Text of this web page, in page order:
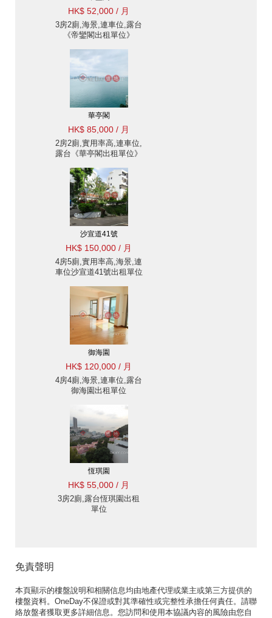
HK$ 52,000 / 月
3房2廁,海景,連車位,露台
《帝鑾閣出租單位》
華亭閣
HK$ 85,000 / 月
2房2廁,實用率高,連車位,
露台《華亭閣出租單位》
沙宣道41號
HK$ 150,000 / 月
4房5廁,實用率高,海景,連
車位沙宣道41號出租單位
御海園
HK$ 120,000 / 月
4房4廁,海景,連車位,露台
御海園出租單位
恆琪園
HK$ 55,000 / 月
3房2廁,露台恆琪園出租
單位
免責聲明
本頁顯示的樓盤說明和相關信息均由地產代理或業主或第三方提供的
樓盤資料。OneDay不保證或對其準確性或完整性承擔任何責任。請聯
絡放盤者獲取更多詳細信息。您訪問和使用本協議內容的風險由您自